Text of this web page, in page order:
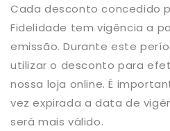
Cada desconto concedido
Fidelidade tem vigência a
emissão. Durante este
utilizar o desconto para
nossa loja online. É
vez expirada a data de
será mais válido.